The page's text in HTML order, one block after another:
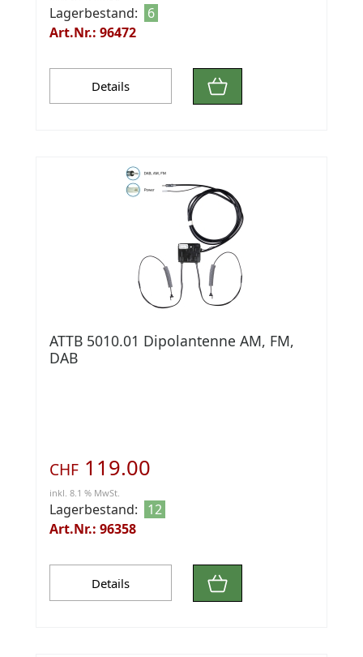
Lagerbestand:
6
Art.Nr.: 96472
Details
ATTB 5010.01 Dipolantenne AM, FM,
DAB
CHF 119.00
inkl. 8.1 % MwSt.
Lagerbestand:
12
Art.Nr.: 96358
Details